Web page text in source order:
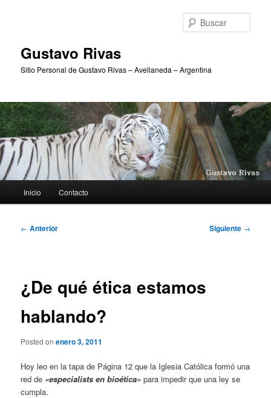
Gustavo Rivas
Sitio Personal de Gustavo Rivas – Avellaneda – Argentina
principal
Inicio Contacto
Navegación
← Anterior Siguiente →
¿De qué ética estamos
hablando?
Posted onenero 3, 2011
Hoy leo en la tapa de Página 12 que la Iglesia Católica formó una
red de «especialists en bioética» para impedir que una ley se
cumpla.